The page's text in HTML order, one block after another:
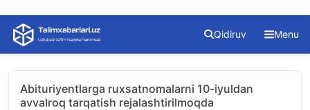
Skip
content
Qidiruv Menu
Abituriyentlarga ruxsatnomalarni 10-iyuldan
avvalroq tarqatish rejalashtirilmoqda